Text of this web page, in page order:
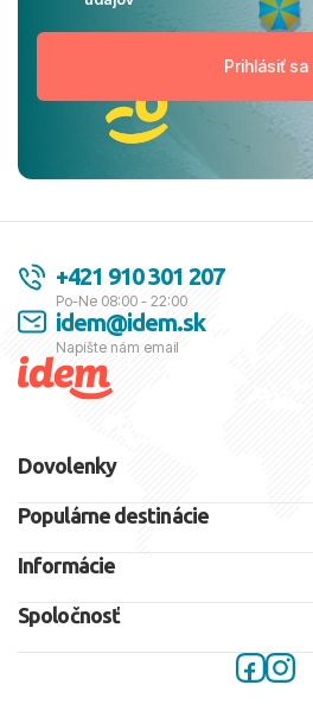
+421 910 301 207
Po-Ne 08:00 - 22:00
idem@idem.sk
Napíšte nám email
Dovolenky
Populárne destinácie
Informácie
Spoločnosť